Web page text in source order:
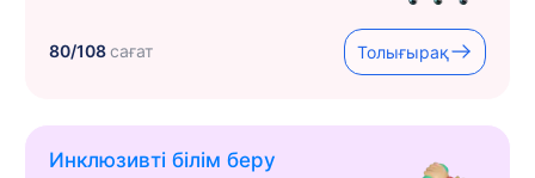
80/108сағат Толығырақ
Инклюзивті білім беру